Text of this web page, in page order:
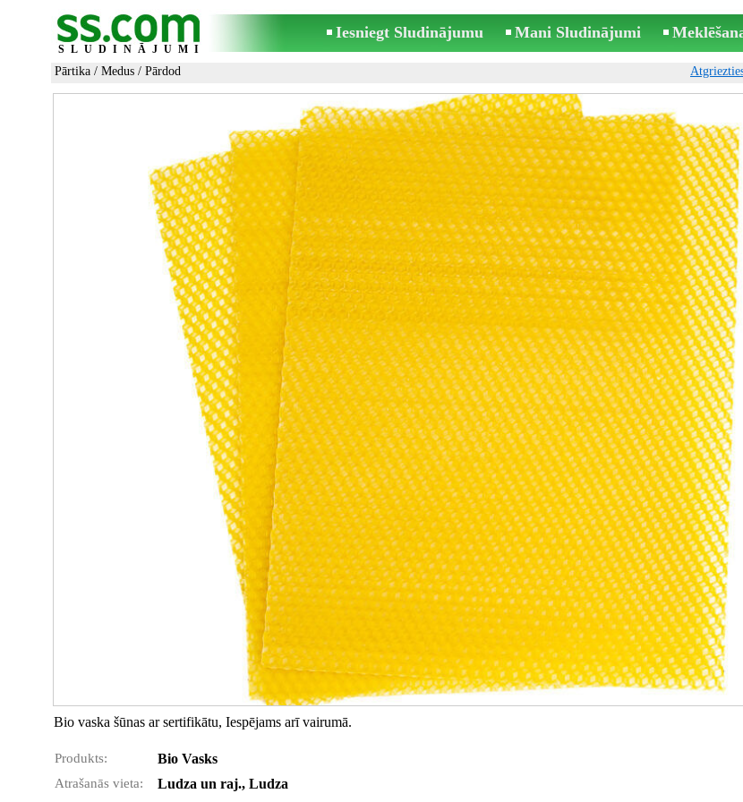
SLUDINĀJUMI
Iesniegt Sludinājumu Mani Sludinājumi
Pārtika / Medus / Pārdod
Bio vaska šūnas ar sertifikātu, Iespējams arī vairumā.
Produkts: Bio Vasks
Atrašanās vieta: Ludza un raj., Ludza